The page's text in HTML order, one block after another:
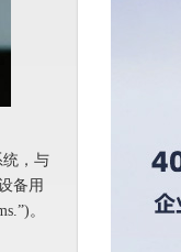
统，与
备用
。